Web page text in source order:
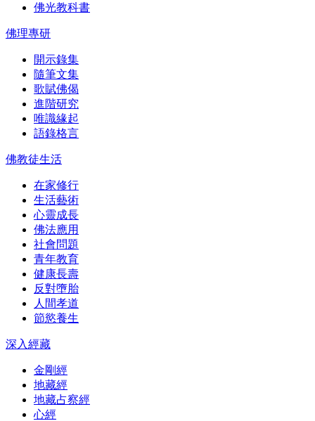
佛光教科書
佛理專研
開示錄集
隨筆文集
歌賦佛偈
進階研究
唯識緣起
語錄格言
佛教徒生活
在家修行
生活藝術
心靈成長
佛法應用
社會問題
青年教育
健康長壽
反對墮胎
人間孝道
節慾養生
深入經藏
金剛經
地藏經
地藏占察經
心經